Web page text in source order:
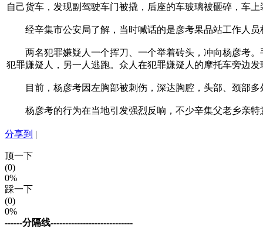
自己货车，发现副驾驶车门被撬，后座的车玻璃被砸碎，车
经辛集市公安局了解，当时喊话的是彦考果品站工作人员
两名犯罪嫌疑人一个挥刀、一个举着砖头，冲向杨彦考。
犯罪嫌疑人，另一人逃跑。众人在犯罪嫌疑人的摩托车旁边
目前，杨彦考因左胸部被刺伤，深达胸腔，头部、颈部多
杨彦考的行为在当地引发强烈反响，不少辛集父老乡亲特
分享到 |
顶一下
(0)
0%
踩一下
(0)
0%
------分隔线----------------------------